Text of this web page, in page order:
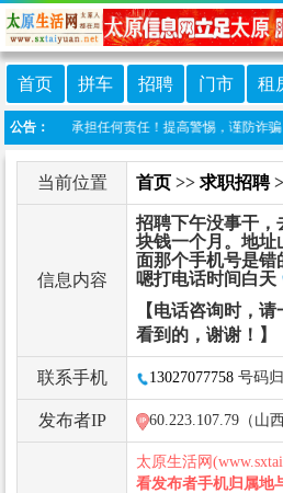
首页 拼车 招聘 门市 租
公告：
活网不承担任何责任！提高警惕，谨防诈骗
当前位置 首页 >> 求职招聘
信息内容
招聘下午没事干，
块钱一个月。地址
面那个手机号是错
嗯打电话时间白天
【电话咨询时，
看到的，谢谢！】
联系手机 13027077758 号码
发布者IP 60.223.107.79（山
太原生活网
看发布者手机归属地